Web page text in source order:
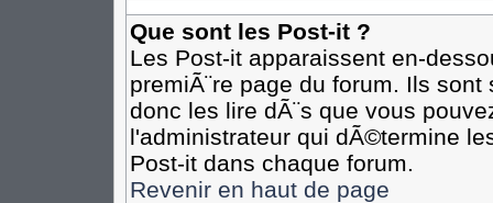
Que sont les Post-it ?
Les Post-it apparaissent en-
premiÃ¨re page du forum. Ils
donc les lire dÃ¨s que vous
l'administrateur qui dÃ©termine
Post-it dans chaque forum.
Revenir en haut de page